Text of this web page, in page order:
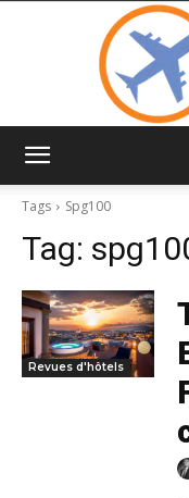
Tags
Spg100
Tag:
Revues d'hôtels